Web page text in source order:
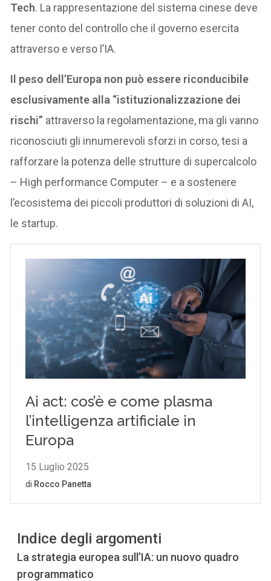
Tech. La rappresentazione del sistema cinese deve
tener conto del controllo che il governo esercita
attraverso e verso l’IA.
Il peso dell’Europa non può essere riconducibile
esclusivamente alla “istituzionalizzazione dei
rischi” attraverso la regolamentazione, ma gli vanno
riconosciuti gli innumerevoli sforzi in corso, tesi a
rafforzare la potenza delle strutture di supercalcolo
– High performance Computer – e a sostenere
l’ecosistema dei piccoli produttori di soluzioni di AI,
le startup.
Indice degli argomenti
La strategia europea sull’IA: un nuovo quadro
programmatico